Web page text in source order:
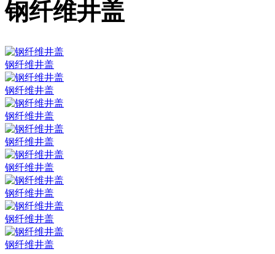
钢纤维井盖
钢纤维井盖
钢纤维井盖
钢纤维井盖
钢纤维井盖
钢纤维井盖
钢纤维井盖
钢纤维井盖
钢纤维井盖